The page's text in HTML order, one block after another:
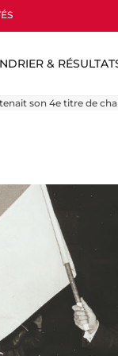
&
son 4e titre de